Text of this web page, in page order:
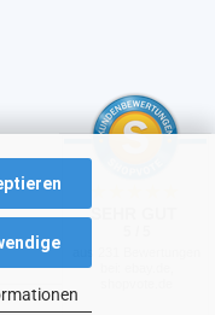
SEHR GUT